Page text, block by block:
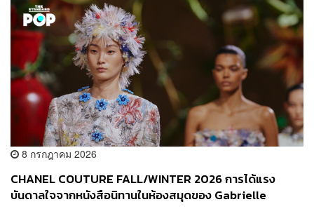
8 กรกฎาคม 2026
CHANEL COUTURE FALL/WINTER 2026 การได้แรง
บันดาลใจจากหนังสือนิทานในห้องสมุดของ Gabrielle